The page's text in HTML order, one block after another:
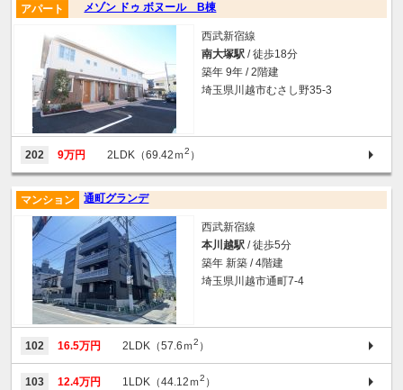
メゾン ドゥ ボヌール B棟
アパート
西武新宿線
南大塚駅 / 徒歩18分
築年 9年 / 2階建
埼玉県川越市むさし野35-3
202 9万円 2LDK（69.42ｍ2 ）
通町グランデ
マンション
西武新宿線
本川越駅 / 徒歩5分
築年 新築 / 4階建
埼玉県川越市通町7-4
102 16.5万円 2LDK（57.6ｍ2 ）
103 12.4万円 1LDK（44.12ｍ2 ）